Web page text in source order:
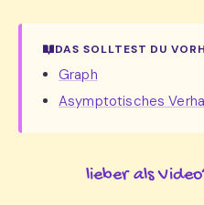
DAS SOLLTEST DU
Graph
Asymptotisches
lieber als